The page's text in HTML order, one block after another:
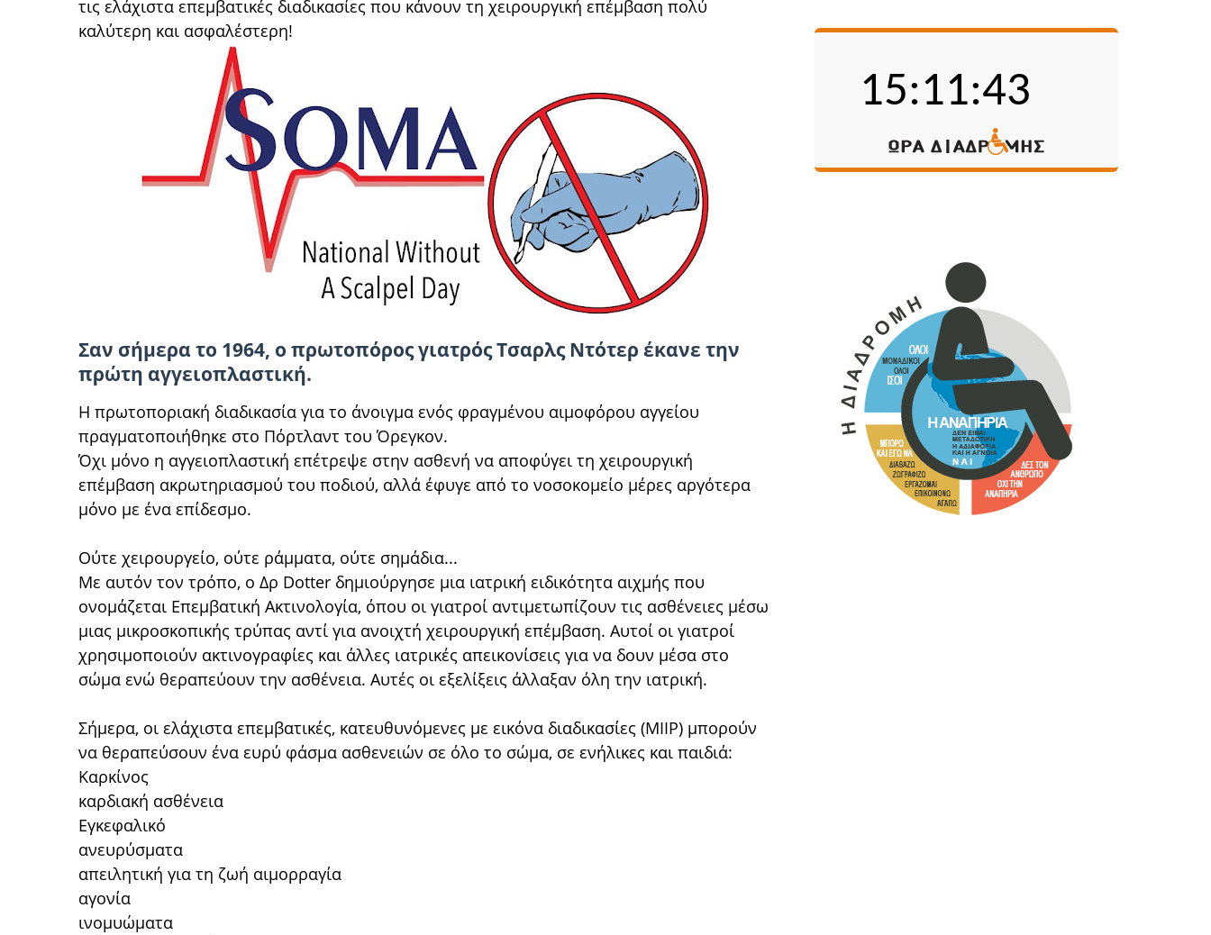
τις ελάχιστα επεμβατικές διαδικασίες που κάνουν τη χειρουργική επέμβαση πολύ
καλύτερη και ασφαλέστερη!
Σαν σήμερα το 1964, ο πρωτοπόρος γιατρός Τσαρλς Ντότερ έκανε την
πρώτη αγγειοπλαστική.
Η πρωτοποριακή διαδικασία για το άνοιγμα ενός φραγμένου αιμοφόρου αγγείου
πραγματοποιήθηκε στο Πόρτλαντ του Όρεγκον.
Όχι μόνο η αγγειοπλαστική επέτρεψε στην ασθενή να αποφύγει τη χειρουργική
επέμβαση ακρωτηριασμού του ποδιού, αλλά έφυγε από το νοσοκομείο μέρες αργότερα
μόνο με ένα επίδεσμο.
Ούτε χειρουργείο, ούτε ράμματα, ούτε σημάδια...
Με αυτόν τον τρόπο, ο Δρ Dotter δημιούργησε μια ιατρική ειδικότητα αιχμής που
ονομάζεται Επεμβατική Ακτινολογία, όπου οι γιατροί αντιμετωπίζουν τις ασθένειες μέσω
μιας μικροσκοπικής τρύπας αντί για ανοιχτή χειρουργική επέμβαση. Αυτοί οι γιατροί
χρησιμοποιούν ακτινογραφίες και άλλες ιατρικές απεικονίσεις για να δουν μέσα στο
σώμα ενώ θεραπεύουν την ασθένεια. Αυτές οι εξελίξεις άλλαξαν όλη την ιατρική.
Σήμερα, οι ελάχιστα επεμβατικές, κατευθυνόμενες με εικόνα διαδικασίες (MIIP) μπορούν
να θεραπεύσουν ένα ευρύ φάσμα ασθενειών σε όλο το σώμα, σε ενήλικες και παιδιά:
Καρκίνος
καρδιακή ασθένεια
Εγκεφαλικό
ανευρύσματα
απειλητική για τη ζωή αιμορραγία
αγονία
ινομυώματα